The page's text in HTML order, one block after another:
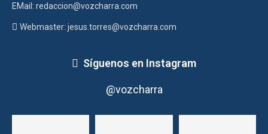
EMail: redaccion@vozcharra.com
Webmaster: jesus.torres@vozcharra.com
Síguenos en Instagram
@vozcharra